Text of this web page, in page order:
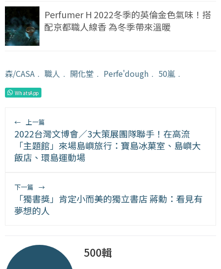
Perfumer H 2022冬季的英倫金色氣味！搭
配京都職人線香 為冬季帶來溫暖
森/CASA ﹒ 職人 ﹒ 開化堂 ﹒ Perfe'dough ﹒ 50嵐 ﹒
WhatsApp
← 上一篇
2022台灣文博會／3大策展團隊聯手！在高流
「主題館」來場島嶼旅行：寶島冰菓室、島嶼大
飯店、環島運動場
下一篇 →
「獨書獎」肯定小而美的獨立書店 蔣勳：看見有
夢想的人
500輯